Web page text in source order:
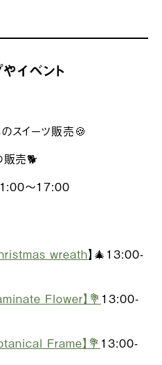
イベント
スイーツ販売🍪
販売🐕
～17:00
wreath】🎄13:00-
Flower】💐 13:00-
Frame】💐 13:00-